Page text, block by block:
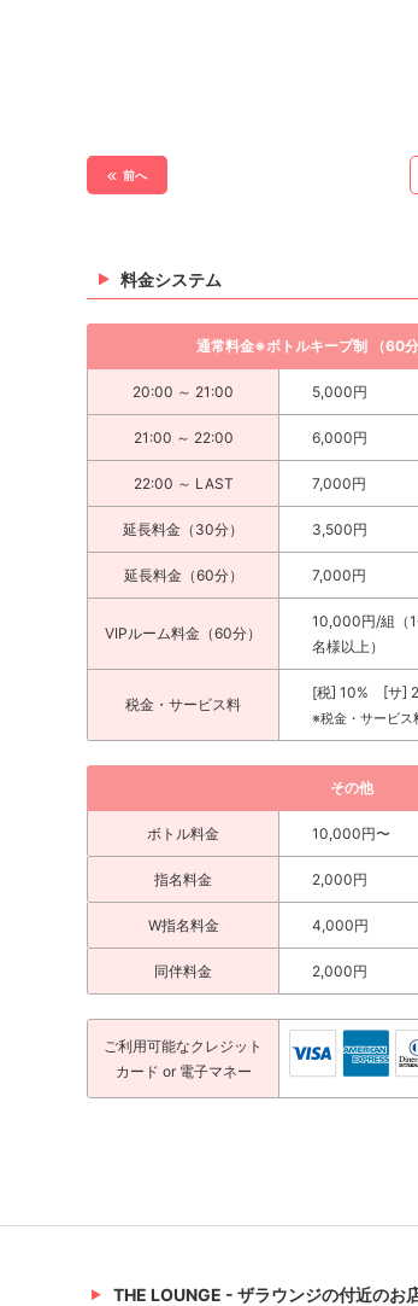
前へ
料金システム
通常料金※ボトルキープ制 （60
20:00 ～ 21:00 5,000円
21:00 ～ 22:00 6,000円
22:00 ～ LAST 7,000円
延長料金（30分） 3,500円
延長料金（60分） 7,000円
VIPルーム料金（60分）
10,000円/組（
名様以上）
税金・サービス料
[税] 10% [サ]
※税金・サービス
その他
ボトル料金 10,000円〜
指名料金 2,000円
W指名料金 4,000円
同伴料金 2,000円
ご利用可能なクレジット
カード or 電子マネー
THE LOUNGE - ザラウンジの付近のお